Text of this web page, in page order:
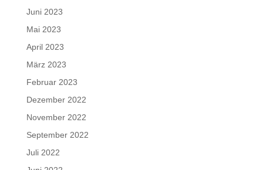
Juni 2023
Mai 2023
April 2023
März 2023
Februar 2023
Dezember 2022
November 2022
September 2022
Juli 2022